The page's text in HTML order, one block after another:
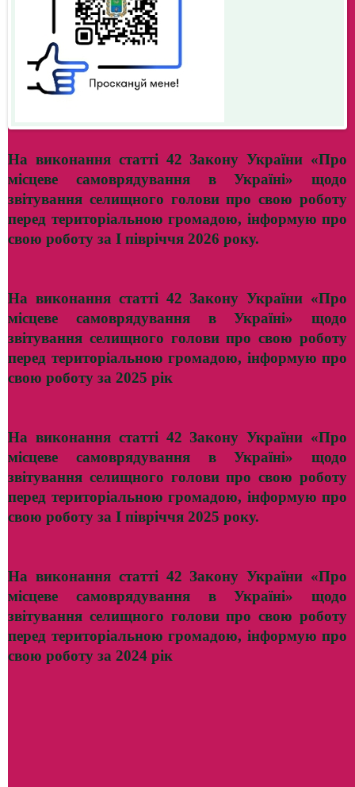
На виконання статті 42 Закону України «Про
місцеве самоврядування в Україні» щодо
звітування селищного голови про свою роботу
перед територіальною громадою, інформую про
свою роботу за I півріччя 2026 року.
На виконання статті 42 Закону України «Про
місцеве самоврядування в Україні» щодо
звітування селищного голови про свою роботу
перед територіальною громадою, інформую про
свою роботу за 2025 рік
На виконання статті 42 Закону України «Про
місцеве самоврядування в Україні» щодо
звітування селищного голови про свою роботу
перед територіальною громадою, інформую про
свою роботу за I півріччя 2025 року.
На виконання статті 42 Закону України «Про
місцеве самоврядування в Україні» щодо
звітування селищного голови про свою роботу
перед територіальною громадою, інформую про
свою роботу за 2024 рік